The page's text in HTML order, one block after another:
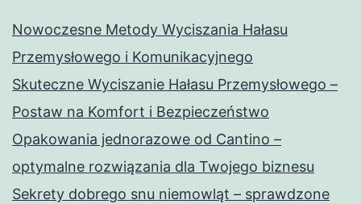
Nowoczesne Metody Wyciszania Hałasu
Przemysłowego i Komunikacyjnego
Skuteczne Wyciszanie Hałasu Przemysłowego –
Postaw na Komfort i Bezpieczeństwo
Opakowania jednorazowe od Cantino –
optymalne rozwiązania dla Twojego biznesu
Sekrety dobrego snu niemowląt – sprawdzone